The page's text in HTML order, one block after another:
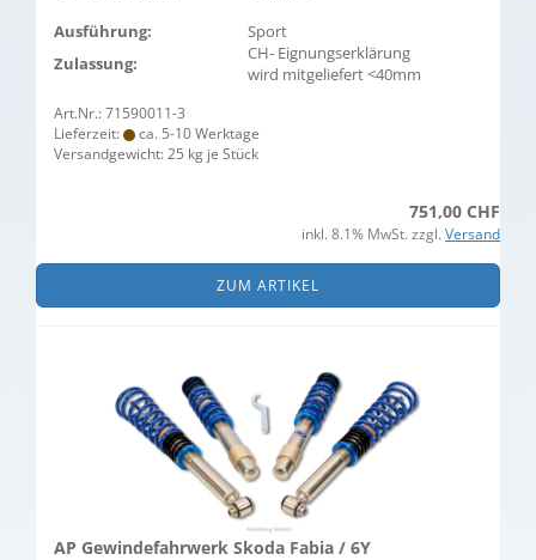
Ausführung:
Sport
Zulassung:
CH- Eignungserklärung
wird mitgeliefert <40mm
Art.Nr.: 71590011-3
Lieferzeit:
ca. 5-10 Werktage
Versandgewicht:25 kg je Stück
751,00 CHF
inkl. 8.1% MwSt. zzgl. Versand
ZUM ARTIKEL
AP Gewindefahrwerk Skoda Fabia / 6Y